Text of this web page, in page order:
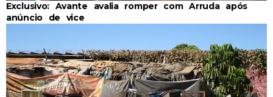
Exclusivo: Avante avalia romper com Arruda após
anúncio de vice